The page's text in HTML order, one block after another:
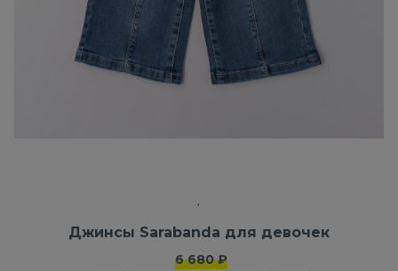
Джинсы Sarabanda для девочек
6 680 ₽